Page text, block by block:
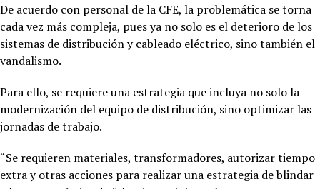
De acuerdo con personal de la CFE, la problemática se torna
cada vez más compleja, pues ya no solo es el deterioro de los
sistemas de distribución y cableado eléctrico, sino también el
vandalismo.
Para ello, se requiere una estrategia que incluya no solo la
modernización del equipo de distribución, sino optimizar las
jornadas de trabajo.
“Se requieren materiales, transformadores, autorizar tiempo
extra y otras acciones para realizar una estrategia de blindar